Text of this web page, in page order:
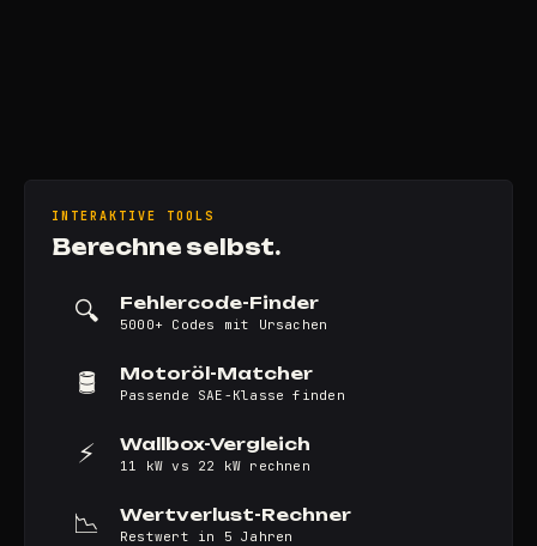
INTERAKTIVE TOOLS
Berechne selbst.
🔍 Fehlercode-Finder
5000+ Codes mit Ursachen
🛢️ Motoröl-Matcher
Passende SAE-Klasse finden
⚡ Wallbox-Vergleich
11 kW vs 22 kW rechnen
📉 Wertverlust-Rechner
Restwert in 5 Jahren